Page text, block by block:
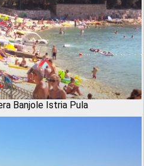
Banjole Istria Pula